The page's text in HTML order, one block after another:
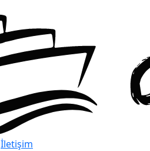
İletişim